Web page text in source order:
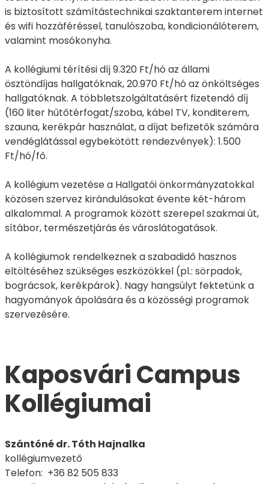
is biztosított számítástechnikai szaktanterem internet
és wifi hozzáféréssel, tanulószoba, kondicionálóterem,
valamint mosókonyha.
A kollégiumi térítési díj 9.320 Ft/hó az állami
ösztöndíjas hallgatóknak, 20.970 Ft/hó az önköltséges
hallgatóknak. A többletszolgáltatásért fizetendő díj
(160 liter hűtőtérfogat/szoba, kábel TV, konditerem,
szauna, kerékpár használat, a díjat befizetők számára
vendéglátással egybekötött rendezvények): 1.500
Ft/hó/fő.
A kollégium vezetése a Hallgatói önkormányzatokkal
közösen szervez kirándulásokat évente két-három
alkalommal. A programok között szerepel szakmai út,
sítábor, természetjárás és városlátogatások.
A kollégiumok rendelkeznek a szabadidő hasznos
eltöltéséhez szükséges eszközökkel (pl.: sörpadok,
bográcsok, kerékpárok). Nagy hangsúlyt fektetünk a
hagyományok ápolására és a közösségi programok
szervezésére.
Kaposvári Campus
Kollégiumai
Szántóné dr. Tóth Hajnalka
kollégiumvezető
Telefon: +36 82 505 833